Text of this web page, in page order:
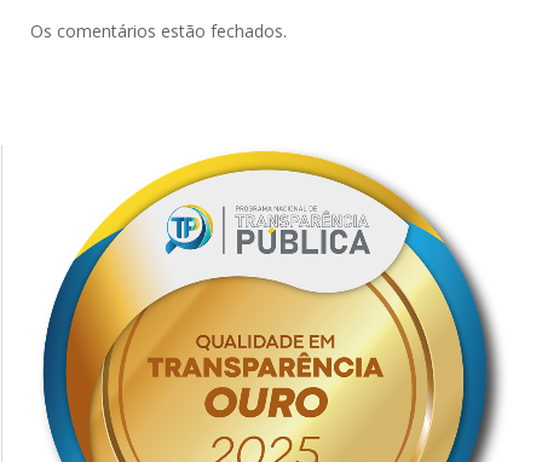
Os comentários estão fechados.